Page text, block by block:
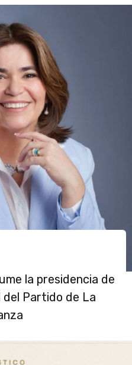
la presidencia de
Partido de La